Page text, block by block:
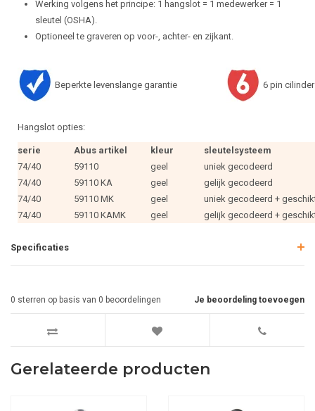
Werking volgens het principe: 1 hangslot = 1 medewerker = 1
sleutel (OSHA).
Optioneel te graveren op voor-, achter- en zijkant.
Beperkte levenslange garantie 6 pin
Hangslot opties:
serie Abus artikel kleur
sleutelsysteem
74/40
59110 geel
uniek gecodeerd
74/40
59110 KA geel
gelijk gecodeerd
74/40
59110 MK geel
uniek gecodeerd +
74/40
59110 KAMK geel gelijk gecodeerd +
Specificaties
Je beoordeling toevoegen
0 sterren op basis van 0 beoordelingen
Gerelateerde producten